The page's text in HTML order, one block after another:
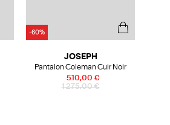
-60%
1 275,00 €
510,00 €
JOSEPH
Pantalon Coleman Cuir Noir